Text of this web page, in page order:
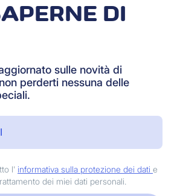
DI
sulle novità di
perderti nessuna delle
l' informativa sulla protezione dei dati e
dei miei dati personali.